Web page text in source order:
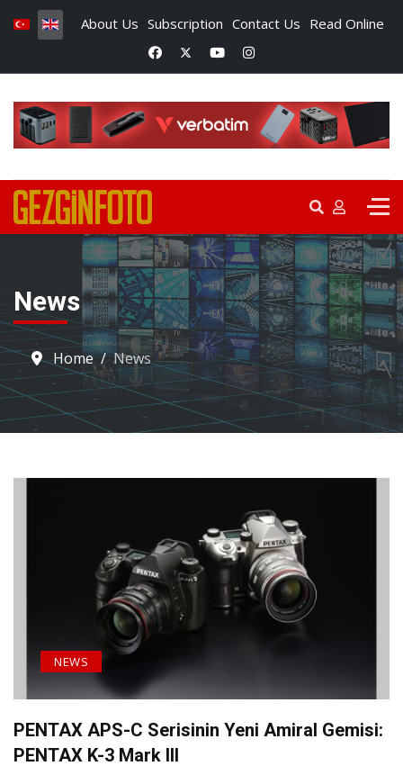
About Us Subscription Contact Us Read Online
News
Home News
NEWS
PENTAX APS-C Serisinin Yeni Amiral Gemisi:
PENTAX K-3 Mark III